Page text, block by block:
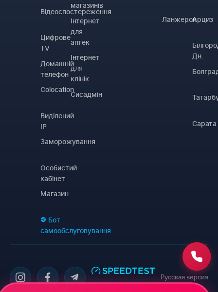
Відеоспостереження
Цифрове
TV
Домашній
телефон
Colocation
Виділений
IP
Заморожування
Особистий
кабінет
Магазин
Бот
самообслуговування
магазинів
Інтернет
для
аптек
Інтернет
для
клінік
Сисадмін
ЛанжеронАрциз
Дн.
Сарата
Русская версия